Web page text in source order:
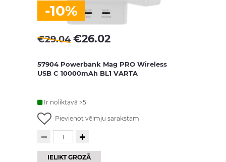
-10%
€29.04 €26.02
57904 Powerbank Mag PRO Wireless
USB C 10000mAh BL1 VARTA
Ir noliktavā >5
Pievienot vēlmju sarakstam
IELIKT GROZĀ